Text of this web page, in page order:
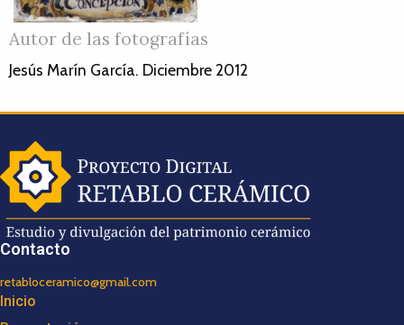
Autor de las fotografías
Jesús Marín García. Diciembre 2012
Contacto
retabloceramico@gmail.com
Inicio